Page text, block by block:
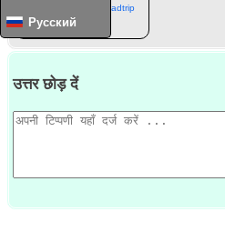
Русский
यूरो Roadtrip
उत्तर छोड़ दें